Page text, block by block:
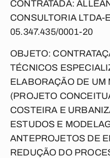
CONTRATADA:
CONSULTORIA LTDA-
05.347.435/0001-20
OBJETO:
TÉCNICOS
ELABORAÇÃO DE UM
(PROJETO
COSTEIRA E
ESTUDOS E
ANTEPROJETOS DE
REDUÇÃO DO